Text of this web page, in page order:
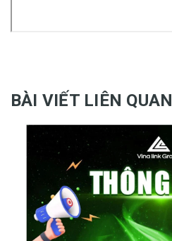
BÀI VIẾT LIÊN QUAN